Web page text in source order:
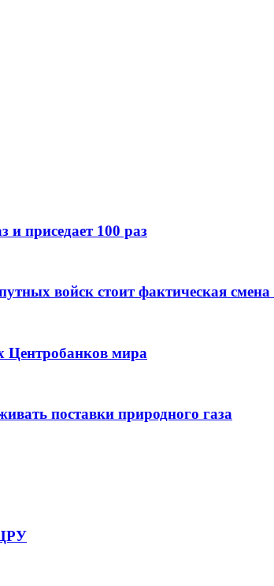
и приседает 100 раз
войск стоит фактическая
Центробанков мира
поставки природного газа